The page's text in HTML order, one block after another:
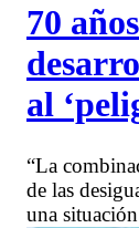
70
al
“La
de las
una